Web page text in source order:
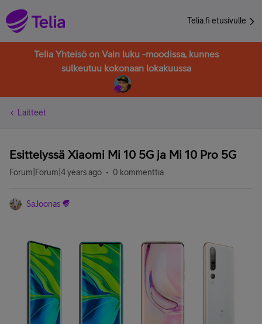
Telia.fi etusivulle
Telia Yhteisö on Vain luku -moodissa, kunnes
sulkeutuu kokonaan lokakuussa
Laitteet
Esittelyssä Xiaomi Mi 10 5G ja Mi 10 Pro 5G
Forum|Forum|4 years ago 0 kommenttia
SaJoonas